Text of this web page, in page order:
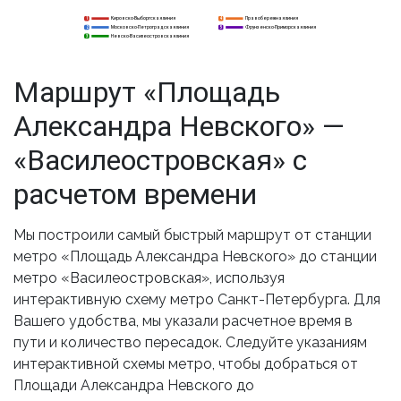
Кировско-Выборгская линия
Московско-Петроградская линия
Невско-Василеостровская линия
Правобережная линия
1
2
3
4
Фрунзенско-Приморская линия
5
1
2
3
Маршрут «Площадь
Александра Невского» —
«Василеостровская» с
расчетом времени
Мы построили самый быстрый маршрут от станции
метро «Площадь Александра Невского» до станции
метро «Василеостровская», используя
интерактивную схему метро Санкт-Петербурга. Для
Вашего удобства, мы указали расчетное время в
пути и количество пересадок. Следуйте указаниям
интерактивной схемы метро, чтобы добраться от
Площади Александра Невского до